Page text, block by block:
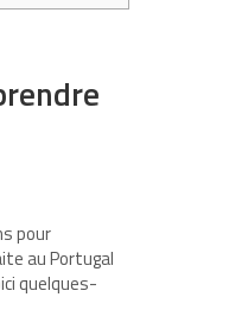
pour
au Portugal
quelques-